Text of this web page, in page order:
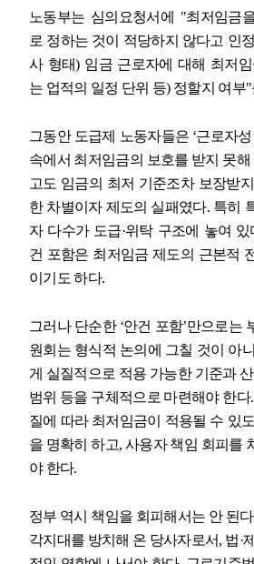
노동부는 심의요청서에 "최저임금
로 정하는 것이 적당하지 않다고 인
사 형태) 임금 근로자에 대해 최저
는 업적의 일정 단위 등) 정할지 여부"
그동안 도급제 노동자들은 ‘근로자성
속에서 최저임금의 보호를 받지 못해
고도 임금의 최저 기준조차 보장받
한 차별이자 제도의 실패였다. 특히
자 다수가 도급·위탁 구조에 놓여 있
건 포함은 최저임금 제도의 근본적
이기도 하다.
그러나 단순한 ‘안건 포함’만으로는
원회는 형식적 논의에 그칠 것이 아
게 실질적으로 적용 가능한 기준과
범위 등을 구체적으로 마련해야 한다.
질에 따라 최저임금이 적용될 수 있
을 명확히 하고, 사용자 책임 회피를
야 한다.
정부 역시 책임을 회피해서는 안 된다
각지대를 방치해 온 당사자로서, 법·